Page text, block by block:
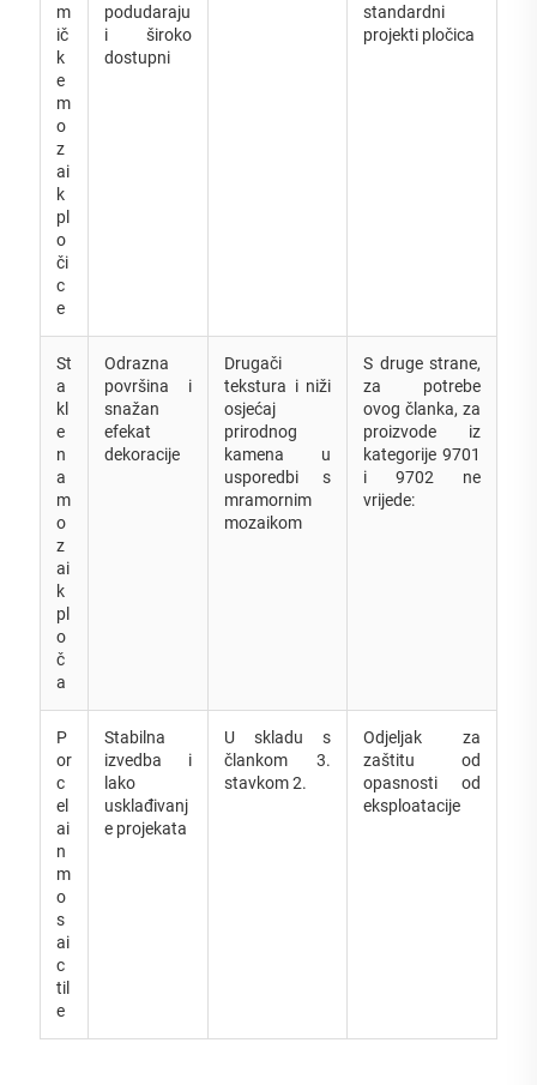
m
ič
k
e
m
o
z
ai
k
pl
o
či
c
e
podudaraju
i široko
dostupni
standardni
projekti pločica
St
a
kl
e
n
a
m
o
z
ai
k
pl
o
č
a
Odrazna
površina i
snažan
efekat
dekoracije
Drugači
tekstura i niži
osjećaj
prirodnog
kamena u
usporedbi s
mramornim
mozaikom
S druge strane,
za potrebe
ovog članka, za
proizvode iz
kategorije 9701
i 9702 ne
vrijede:
P
or
c
el
ai
n
m
o
s
ai
c
til
e
Stabilna
izvedba i
lako
usklađivanj
e projekata
U skladu s
člankom 3.
stavkom 2.
Odjeljak za
zaštitu od
opasnosti od
eksploatacije